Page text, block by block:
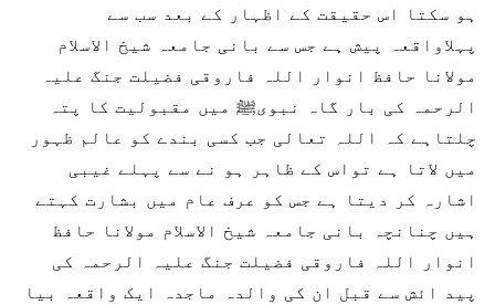
ہو سکتا اس حقیقت کے اظہار کے بعد سب سے
پہلاواقعہ پیش ہے جس سے بانی جامعہ شیخ الاسلام
مولانا حافظ انوار اللہ فاروقی فضیلت جنگ علیہ
الرحمہ کی بار گاہ نبویﷺ میں مقبولیت کا پتہ
چلتاہے کہ اللہ تعالی جب کسی بندے کو عالم ظہور
میں لاتا ہے تواس کے ظاہر ہو نے سے پہلے غیبی
اشارہ کر دیتا ہے جس کو عرف عام میں بشارت کہتے
ہیں چنانچہ بانی جامعہ شیخ الاسلام مولانا حافظ
انوار اللہ فاروقی فضیلت جنگ علیہ الرحمہ کی
پید ائش سے قبل ان کی والدہ ماجدہ ایک واقعہ بیا